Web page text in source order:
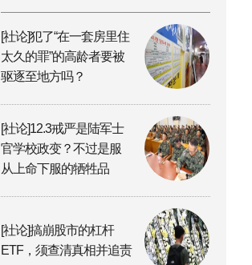
[社论]犯了“在一套房里住
太久的罪”的高龄者要被
驱逐至地方吗？
[社论]12.3戒严是陆军士
官学校政变？不过是服
从上命下服的牺牲品
[社论]搞崩股市的杠杆
ETF，须查清真相并追责